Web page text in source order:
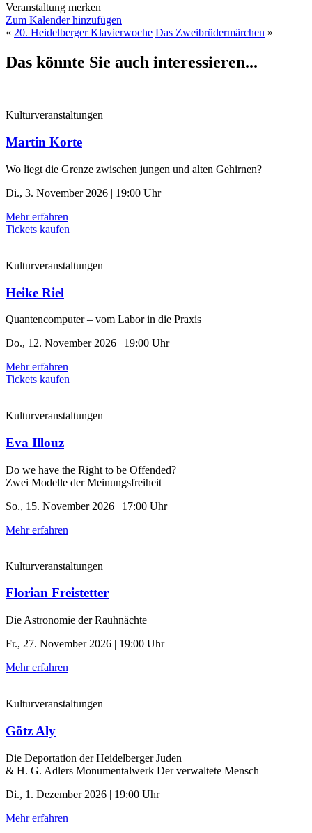
Veranstaltung merken
Zum Kalender hinzufügen
« 20. Heidelberger Klavierwoche Das Zweibrüdermärchen »
Das könnte Sie auch interessieren...
Kulturveranstaltungen
Martin Korte
Wo liegt die Grenze zwischen jungen und alten Gehirnen?
Di., 3. November 2026 | 19:00 Uhr
Mehr erfahren
Tickets kaufen
Kulturveranstaltungen
Heike Riel
Quantencomputer – vom Labor in die Praxis
Do., 12. November 2026 | 19:00 Uhr
Mehr erfahren
Tickets kaufen
Kulturveranstaltungen
Eva Illouz
Do we have the Right to be Offended?
Zwei Modelle der Meinungsfreiheit
So., 15. November 2026 | 17:00 Uhr
Mehr erfahren
Kulturveranstaltungen
Florian Freistetter
Die Astronomie der ­Rauhnächte
Fr., 27. November 2026 | 19:00 Uhr
Mehr erfahren
Kulturveranstaltungen
Götz Aly
Die Deportation der ­Heidelberger Juden
& H. G. Adlers Monumentalwerk Der verwaltete Mensch
Di., 1. Dezember 2026 | 19:00 Uhr
Mehr erfahren